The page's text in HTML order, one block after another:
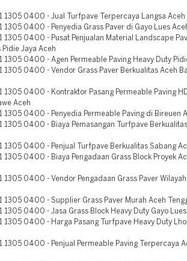
1305 0400 - Jual Turfpave Terpercaya Langsa Aceh
1305 0400 - Penyedia Grass Paver di Gayo Lues
1305 0400 - Pusat Penjualan Material Landscape
Pidie Jaya Aceh
1305 0400 - Agen Permeable Paving Heavy Duty
1305 0400 - Vendor Grass Paver Berkualitas Aceh
1305 0400 - Kontraktor Pasang Permeable Paving
Aceh
1305 0400 - Penyedia Permeable Paving di Bireuen
1305 0400 - Biaya Pemasangan Turfpave
1305 0400 - Penjual Turfpave Berkualitas Sabang
1305 0400 - Biaya Pengadaan Grass Block Proyek
1305 0400 - Vendor Pengadaan Grass Paver
1305 0400 - Supplier Grass Paver Murah Aceh
1305 0400 - Jasa Grass Block Heavy Duty Gayo
1305 0400 - Harga Pasang Turfpave Heavy Duty
1305 0400 - Penjual Permeable Paving Terpercaya